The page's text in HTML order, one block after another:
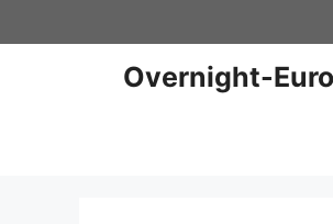
Inhalt
Overnight-